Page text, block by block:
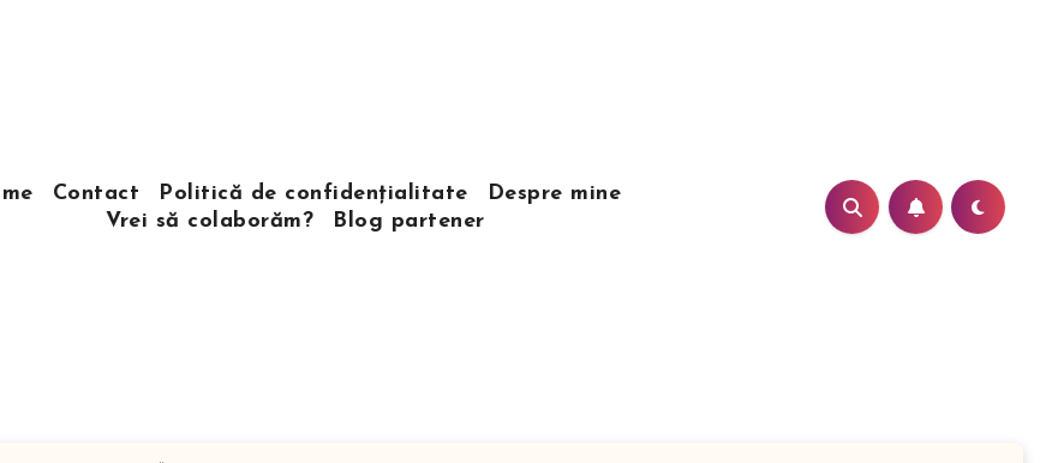
Contact Politică de confidențialitate
Despre mine
Vrei să colaborăm?
Blog partener